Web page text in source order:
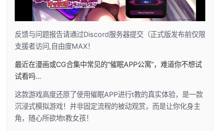
反馈与问题报告请通过Discord服务器提交（正式版发布前仅限
支援者访问,自由度MAX！
最近在漫画或CG合集中常见的“催眠APP公寓”，难道你不想试
试看吗…
这款游戏高度还原了使用催眠APP进行t教的真实体验，是一款
沉浸式模拟游戏！并非固定流程的被动观赏，而是让你化身主
角，随心所欲地t教女孩！